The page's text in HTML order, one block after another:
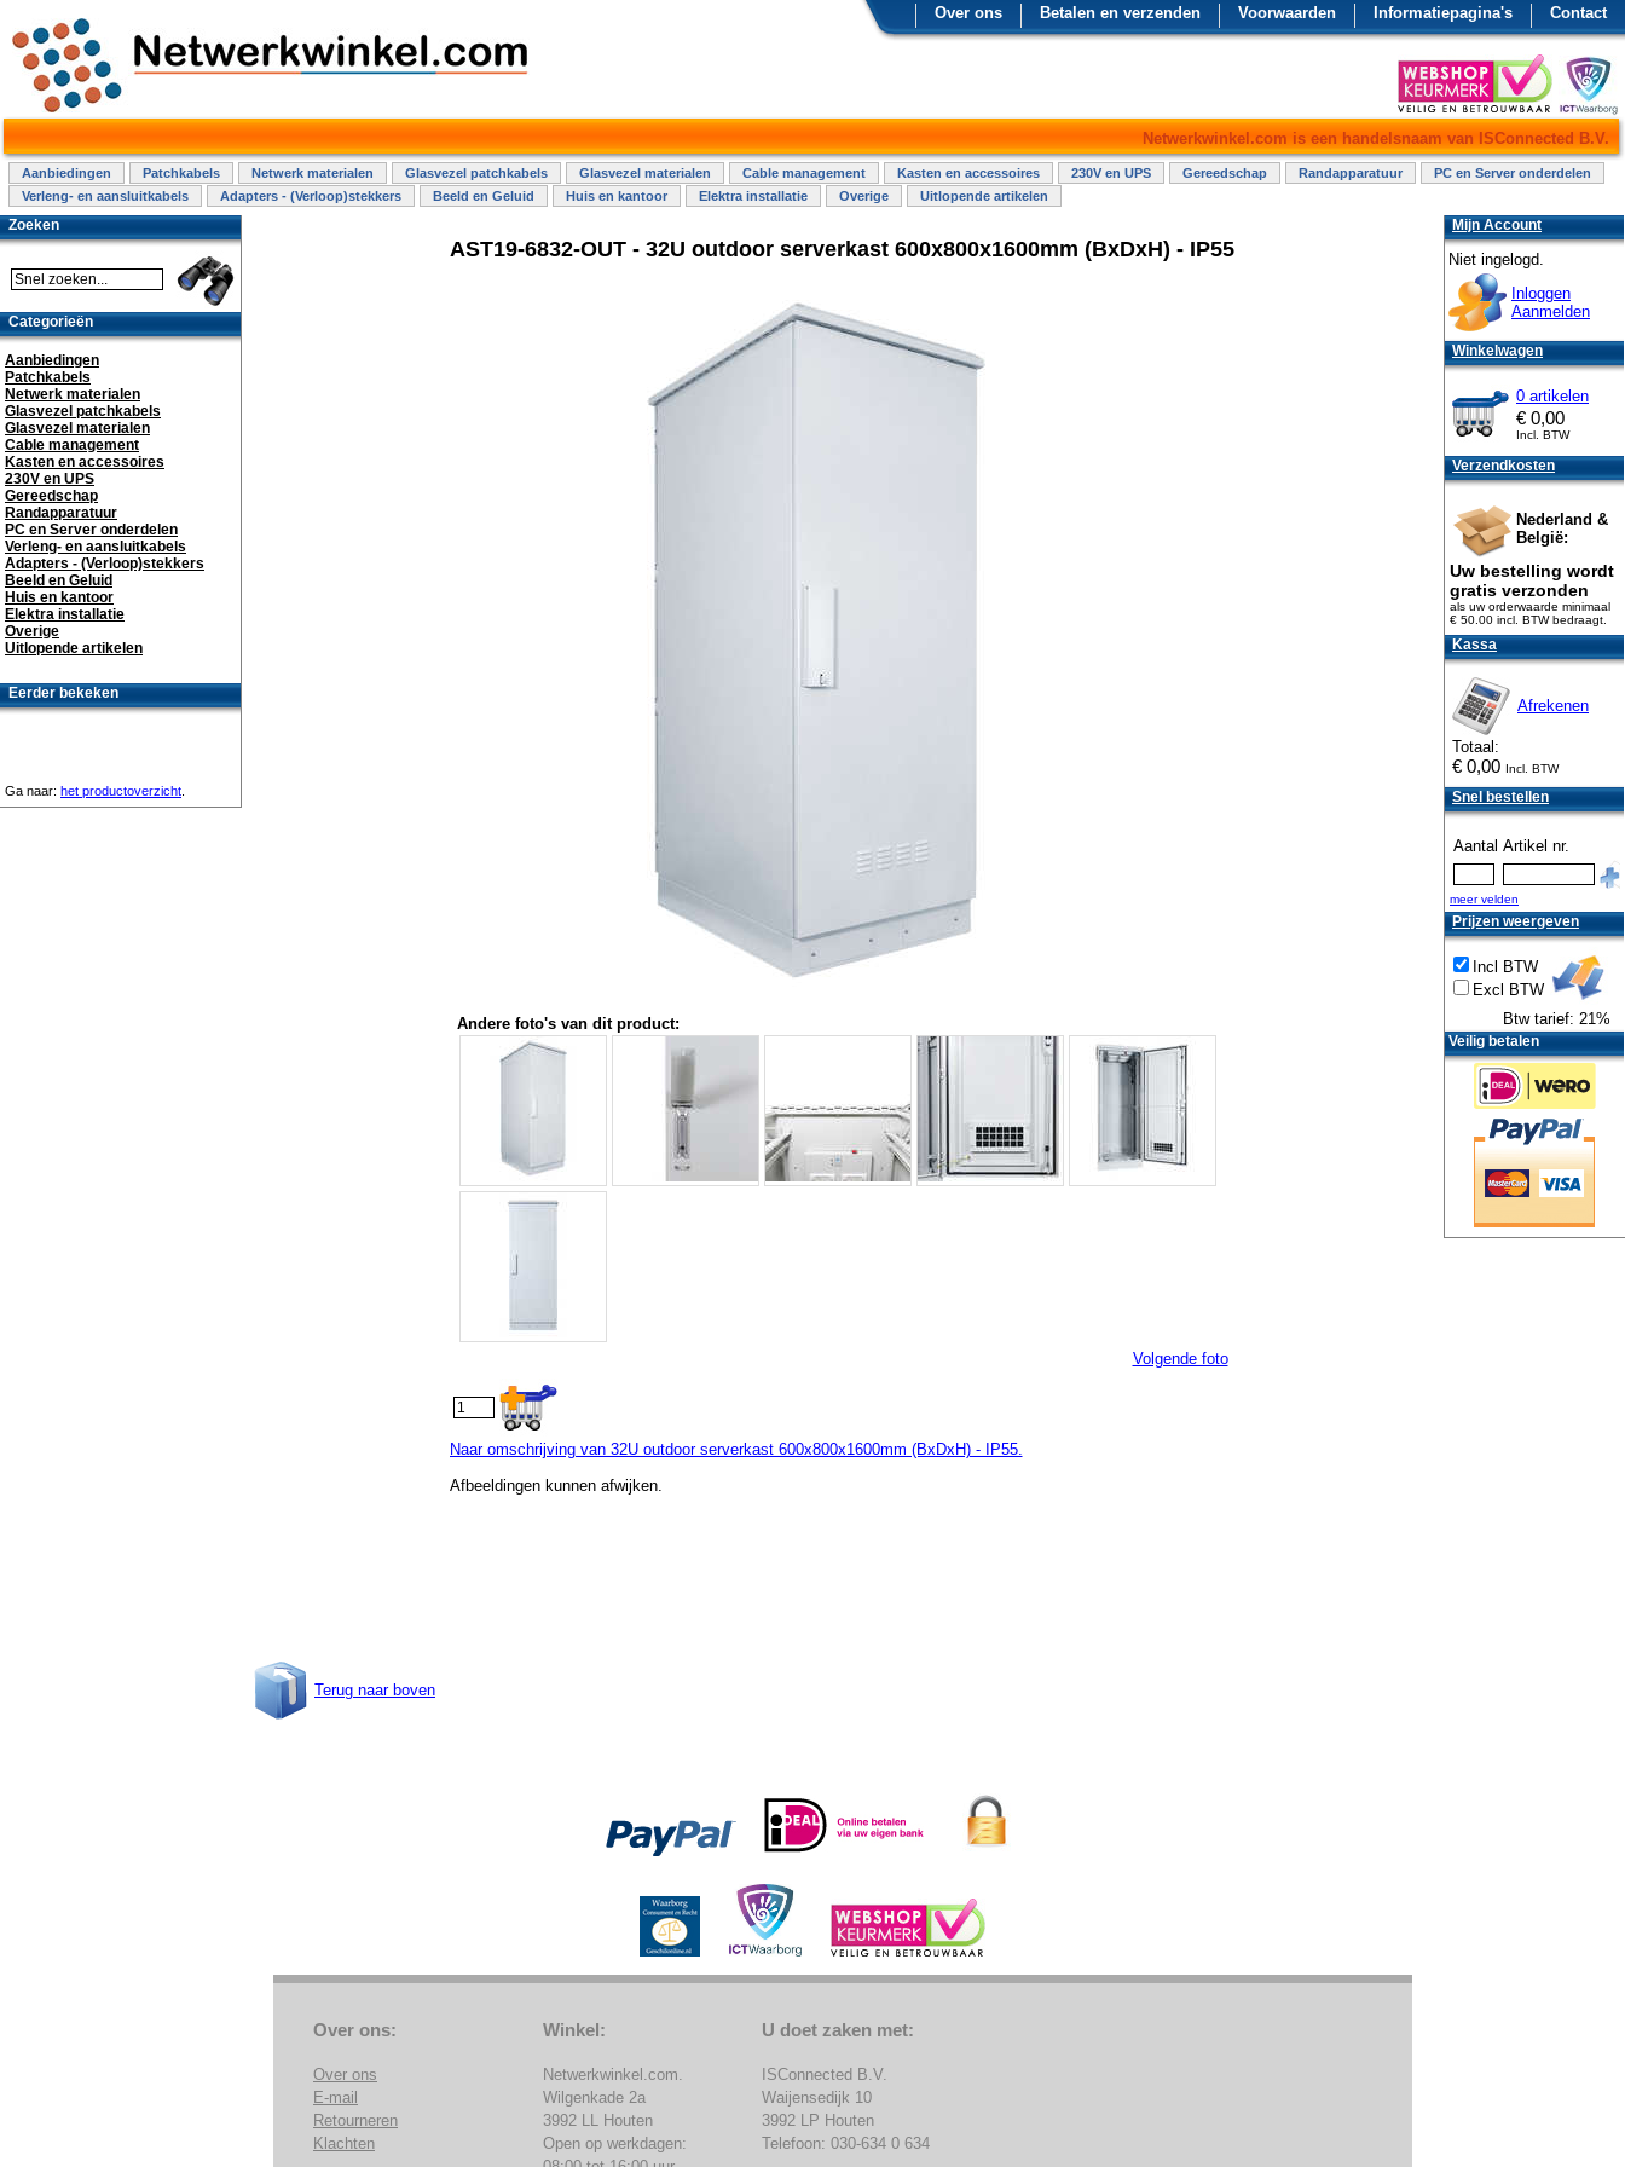
Contact
Informatiepagina's
Voorwaarden
Betalen en verzenden
Over ons
Netwerkwinkel.com is een handelsnaam van ISConnected B.V.
Aanbiedingen Patchkabels Netwerk materialen Glasvezel patchkabels Glasvezel materialen Cable management Kasten en accessoires 230V en UPS Gereedschap Randapparatuur
PC en Server onderdelen
Verleng- en aansluitkabels
Adapters - (Verloop)stekkers Beeld en Geluid Huis en kantoor Elektra installatie Overige Uitlopende artikelen
AST19-6832-OUT - 32U outdoor serverkast 600x800x1600mm (BxDxH) - IP55
Andere foto's van dit product:
Volgende foto
Naar omschrijving van 32U outdoor serverkast 600x800x1600mm (BxDxH) - IP55.
Afbeeldingen kunnen afwijken.
Terug naar boven
Zoeken
Categorieën
Aanbiedingen
Patchkabels
Netwerk materialen
Glasvezel patchkabels
Glasvezel materialen
Cable management
Kasten en accessoires
230V en UPS
Gereedschap
Randapparatuur
PC en Server onderdelen
Verleng- en aansluitkabels
Adapters - (Verloop)stekkers
Beeld en Geluid
Huis en kantoor
Elektra installatie
Overige
Uitlopende artikelen
Eerder bekeken
Ga naar: het productoverzicht
Mijn Account
Niet ingelogd.
Inloggen
Aanmelden
Winkelwagen
0 artikelen
€ 0,00
Incl. BTW
Verzendkosten
Nederland &
België:
Uw bestelling wordt
gratis verzonden
als uw orderwaarde minimaal
€ 50.00 incl. BTWbedraagt.
Kassa
Afrekenen
Totaal:
€ 0,00 Incl. BTW
Snel bestellen
Aantal Artikel nr.
meer velden
Prijzen weergeven
Incl BTW
Excl BTW
Btw tarief: 21%
Veilig betalen
Over ons:
Over ons
E-mail
Retourneren
Klachten
Winkel:
Netwerkwinkel.com.
Wilgenkade 2a
3992 LL Houten
Open op werkdagen:
U doet zaken met:
ISConnected B.V.
Waijensedijk 10
3992 LP Houten
Telefoon: 030-634 0 634